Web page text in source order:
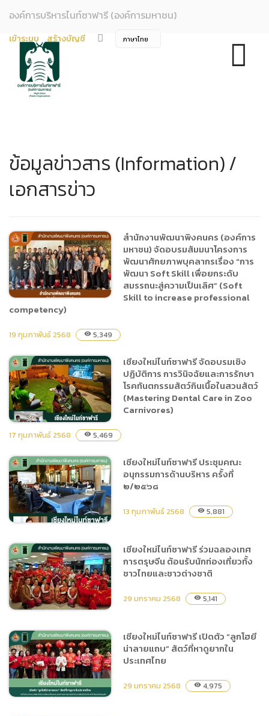
องค์การบริหารไนท์ซาฟารี (องค์การมหาชน)
เข้าระบบ สร้างบัญชี
ข้อมูลข่าวสาร (Information) /
เอกสารข่าว
สำนักงานพัฒนาพิงคนคร
(องค์การมหาชน) จัดอบรม
สัมมนาโครงการพัฒนา
ศักยภาพบุคลากรเรื่อง “การ
พัฒนา Soft Skill เพื่อยก
ระดับสมรรถนะสู่ความเป็น
เลิศ” (Soft Skill to
increase professional
สำนักงานพัฒนาพิงคนคร (องค์การ
มหาชน) จัดอบรมสัมมนาโครงการ
พัฒนาศักยภาพบุคลากรเรื่อง “การ
พัฒนา Soft Skill เพื่อยกระดับ
สมรรถนะสู่ความเป็นเลิศ” (Soft
Skill to increase professional
competency)
19 กุมภาพันธ์ 2568 visibility 5,349
เชียงใหม่ไนท์ซาฟารี จัดอบรม
เชิงปฏิบัติการ การวินิจฉัยและ
การรักษาโรคทันตกรรมสัตว์
กินเนื้อในสวนสัตว์
(Mastering Dental Care in
เชียงใหม่ไนท์ซาฟารี จัดอบรมเชิง
ปฏิบัติการ การวินิจฉัยและการรักษา
โรคทันตกรรมสัตว์กินเนื้อในสวนสัตว์
(Mastering Dental Care in Zoo
Carnivores)
17 กุมภาพันธ์ 2568 visibility 5,469
เชียงใหม่ไนท์ซาฟารี ประชุม
คณะอนุกรรมการด้านบริหาร
ครั้งที่ ๒/๒๕๖๘
เชียงใหม่ไนท์ซาฟารี ประชุมคณะ
อนุกรรมการด้านบริหาร ครั้งที่
๒/๒๕๖๘
13 กุมภาพันธ์ 2568 visibility 5,881
เชียงใหม่ไนท์ซาฟารี ร่วม
ฉลองเทศการตรุษจีน ต้อนรับ
นักท่องเที่ยวทั้งชาวไทยและ
ชาวต่างชาติ
เชียงใหม่ไนท์ซาฟารี ร่วมฉลองเทศ
การตรุษจีน ต้อนรับนักท่องเที่ยวทั้ง
ชาวไทยและชาวต่างชาติ
29 มกราคม 2568 visibility 5,141
เชียงใหม่ไนท์ซาฟารี เปิดตัว “ลูกโฮยี
น่าลายแถบ” สัตว์ที่หาดูยากใน
ประเทศไทย
29 มกราคม 2568 visibility 4,975